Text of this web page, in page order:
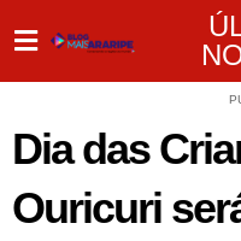
Dia das
Ouricuri